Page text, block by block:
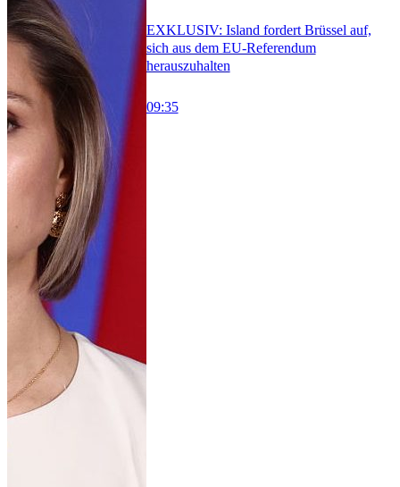
EXKLUSIV: Island fordert Brüssel auf,
sich aus dem EU-Referendum
herauszuhalten
09:35